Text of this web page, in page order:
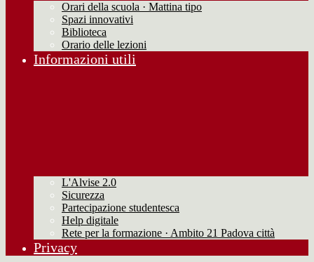
Orari della scuola · Mattina tipo
Spazi innovativi
Biblioteca
Orario delle lezioni
Informazioni utili
L'Alvise 2.0
Sicurezza
Partecipazione studentesca
Help digitale
Rete per la formazione · Ambito 21 Padova città
Privacy